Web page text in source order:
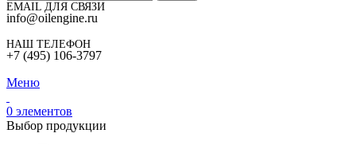
EMAIL ДЛЯ СВЯЗИ
info@oilengine.ru
НАШ ТЕЛЕФОН
+7 (495) 106-3797
Меню
0 элементов
Выбор продукции